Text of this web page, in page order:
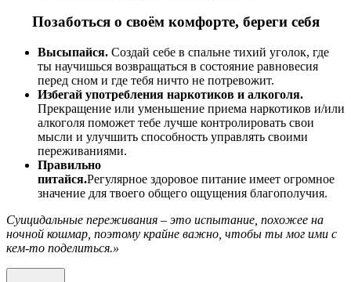
Позаботься о своём комфорте, береги себя
Высыпайся. Создай себе в спальне тихий уголок, где
ты научишься возвращаться в состояние равновесия
перед сном и где тебя ничто не потревожит.
Избегай употребления наркотиков и алкоголя.
Прекращение или уменьшение приема наркотиков и/или
алкоголя поможет тебе лучше контролировать свои
мысли и улучшить способность управлять своими
переживаниями.
Правильно
питайся.Регулярное здоровое питание имеет огромное
значение для твоего общего ощущения благополучия.
Суицидальные переживания – это испытание, похожее на
ночной кошмар, поэтому крайне важно, чтобы ты мог ими с
кем-то поделиться.»